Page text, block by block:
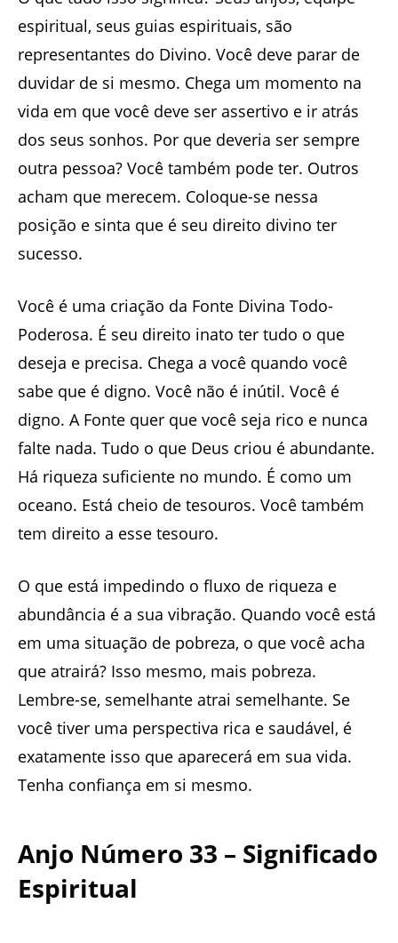
espiritual, seus guias espirituais, são
representantes do Divino. Você deve parar de
duvidar de si mesmo. Chega um momento na
vida em que você deve ser assertivo e ir atrás
dos seus sonhos. Por que deveria ser sempre
outra pessoa? Você também pode ter. Outros
acham que merecem. Coloque-se nessa
posição e sinta que é seu direito divino ter
sucesso.
Você é uma criação da Fonte Divina Todo-
Poderosa. É seu direito inato ter tudo o que
deseja e precisa. Chega a você quando você
sabe que é digno. Você não é inútil. Você é
digno. A Fonte quer que você seja rico e nunca
falte nada. Tudo o que Deus criou é abundante.
Há riqueza suficiente no mundo. É como um
oceano. Está cheio de tesouros. Você também
tem direito a esse tesouro.
O que está impedindo o fluxo de riqueza e
abundância é a sua vibração. Quando você está
em uma situação de pobreza, o que você acha
que atrairá? Isso mesmo, mais pobreza.
Lembre-se, semelhante atrai semelhante. Se
você tiver uma perspectiva rica e saudável, é
exatamente isso que aparecerá em sua vida.
Tenha confiança em si mesmo.
Anjo Número 33 – Significado
Espiritual